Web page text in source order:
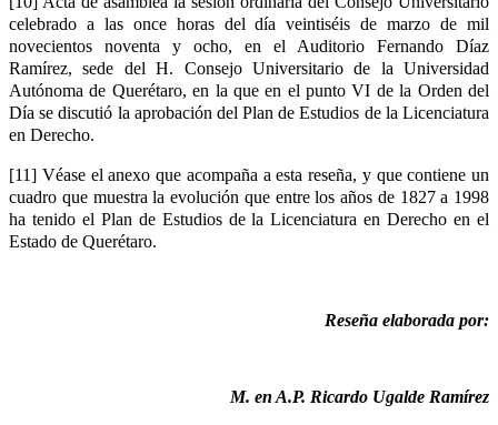
celebrado a las once horas del día veintiséis de marzo de mil
novecientos noventa y ocho, en el Auditorio Fernando Díaz
Ramírez, sede del H. Consejo Universitario de la Universidad
Autónoma de Querétaro, en la que en el punto VI de la Orden del
Día se discutió la aprobación del Plan de Estudios de la Licenciatura
en Derecho.
[11] Véase el anexo que acompaña a esta reseña, y que contiene un
cuadro que muestra la evolución que entre los años de 1827 a 1998
ha tenido el Plan de Estudios de la Licenciatura en Derecho en el
Estado de Querétaro.
Reseña elaborada por:
M. en A.P. Ricardo Ugalde Ramírez